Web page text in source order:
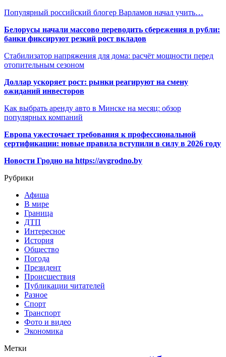
Популярный российский блогер Варламов начал учить…
Белорусы начали массово переводить сбережения в рубли:
банки фиксируют резкий рост вкладов
Стабилизатор напряжения для дома: расчёт мощности перед
отопительным сезоном
Доллар ускоряет рост: рынки реагируют на смену
ожиданий инвесторов
Как выбрать аренду авто в Минске на месяц: обзор
популярных компаний
Европа ужесточает требования к профессиональной
сертификации: новые правила вступили в силу в 2026 году
Новости Гродно на https://avgrodno.by
Рубрики
Афиша
В мире
Граница
ДТП
Интересное
История
Общество
Погода
Президент
Происшествия
Публикации читателей
Разное
Спорт
Транспорт
Фото и видео
Экономика
Метки